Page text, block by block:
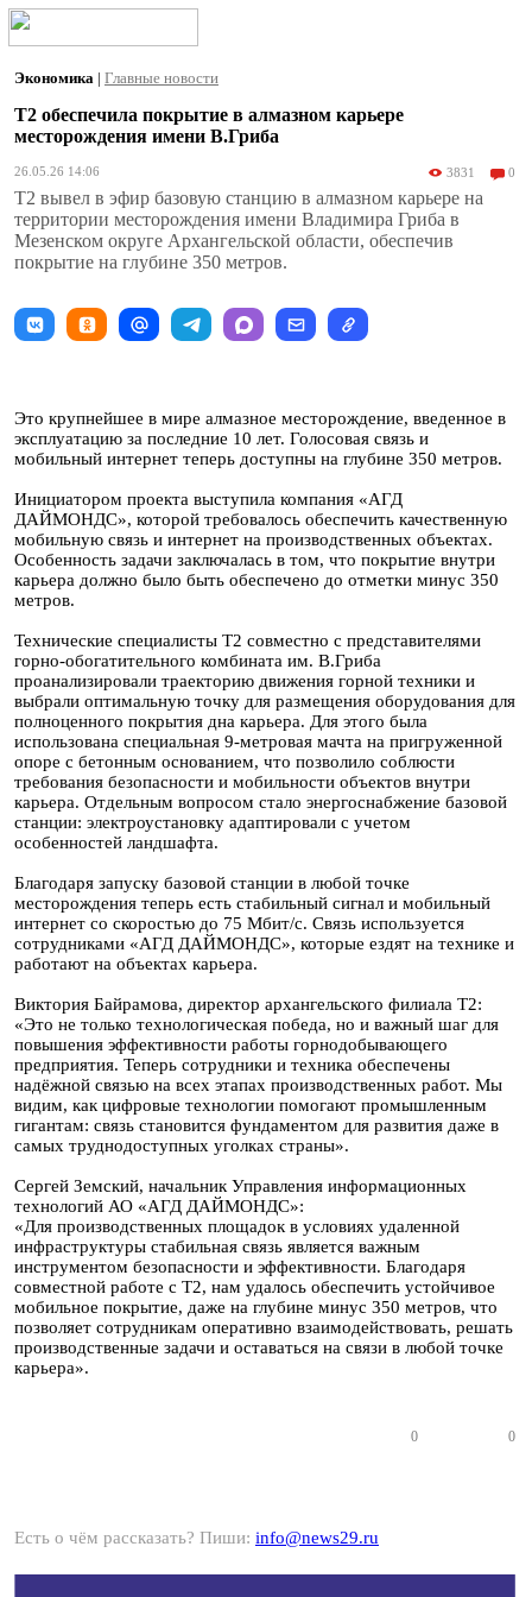
Экономика | Главные новости
T2 обеспечила покрытие в алмазном карьере
месторождения имени В.Гриба
26.05.26 14:06 3831 0
T2 вывел в эфир базовую станцию в алмазном карьере на
территории месторождения имени Владимира Гриба в
Мезенском округе Архангельской области, обеспечив
покрытие на глубине 350 метров.
Это крупнейшее в мире алмазное месторождение, введенное в
эксплуатацию за последние 10 лет. Голосовая связь и
мобильный интернет теперь доступны на глубине 350 метров.
Инициатором проекта выступила компания «АГД
ДАЙМОНДС», которой требовалось обеспечить качественную
мобильную связь и интернет на производственных объектах.
Особенность задачи заключалась в том, что покрытие внутри
карьера должно было быть обеспечено до отметки минус 350
метров.
Технические специалисты T2 совместно с представителями
горно-обогатительного комбината им. В.Гриба
проанализировали траекторию движения горной техники и
выбрали оптимальную точку для размещения оборудования для
полноценного покрытия дна карьера. Для этого была
использована специальная 9-метровая мачта на пригруженной
опоре с бетонным основанием, что позволило соблюсти
требования безопасности и мобильности объектов внутри
карьера. Отдельным вопросом стало энергоснабжение базовой
станции: электроустановку адаптировали с учетом
особенностей ландшафта.
Благодаря запуску базовой станции в любой точке
месторождения теперь есть стабильный сигнал и мобильный
интернет со скоростью до 75 Мбит/с. Связь используется
сотрудниками «АГД ДАЙМОНДС», которые ездят на технике и
работают на объектах карьера.
Виктория Байрамова, директор архангельского филиала T2:
«Это не только технологическая победа, но и важный шаг для
повышения эффективности работы горнодобывающего
предприятия. Теперь сотрудники и техника обеспечены
надёжной связью на всех этапах производственных работ. Мы
видим, как цифровые технологии помогают промышленным
гигантам: связь становится фундаментом для развития даже в
самых труднодоступных уголках страны».
Сергей Земский, начальник Управления информационных
технологий АО «АГД ДАЙМОНДС»:
«Для производственных площадок в условиях удаленной
инфраструктуры стабильная связь является важным
инструментом безопасности и эффективности. Благодаря
совместной работе с Т2, нам удалось обеспечить устойчивое
мобильное покрытие, даже на глубине минус 350 метров, что
позволяет сотрудникам оперативно взаимодействовать, решать
производственные задачи и оставаться на связи в любой точке
карьера».
0 0
Есть о чём рассказать? Пиши: info@news29.ru